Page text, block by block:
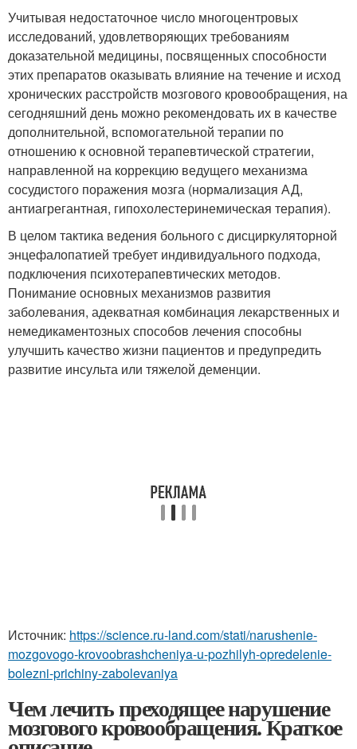
Учитывая недостаточное число многоцентровых
исследований, удовлетворяющих требованиям
доказательной медицины, посвященных способности
этих препаратов оказывать влияние на течение и исход
хронических расстройств мозгового кровообращения, на
сегодняшний день можно рекомендовать их в качестве
дополнительной, вспомогательной терапии по
отношению к основной терапевтической стратегии,
направленной на коррекцию ведущего механизма
сосудистого поражения мозга (нормализация АД,
антиагрегантная, гипохолестеринемическая терапия).
В целом тактика ведения больного с дисциркуляторной
энцефалопатией требует индивидуального подхода,
подключения психотерапевтических методов.
Понимание основных механизмов развития
заболевания, адекватная комбинация лекарственных и
немедикаментозных способов лечения способны
улучшить качество жизни пациентов и предупредить
развитие инсульта или тяжелой деменции.
Источник: https://science.ru-land.com/stati/narushenie-
mozgovogo-krovoobrashcheniya-u-pozhilyh-opredelenie-
bolezni-prichiny-zabolevaniya
Чем лечить преходящее нарушение
мозгового кровообращения. Краткое